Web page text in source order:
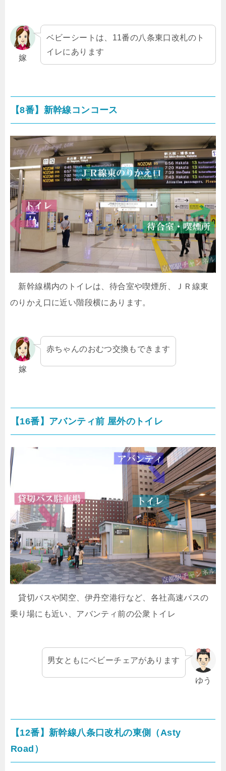
嫁
ベビーシートは、11番の八条東口改札のト
イレにあります
【8番】新幹線コンコース
新幹線構内のトイレは、待合室や喫煙所、ＪＲ線東
のりかえ口に近い階段横にあります。
嫁
赤ちゃんのおむつ交換もできます
【16番】アバンティ前 屋外のトイレ
貸切バスや関空、伊丹空港行など、各社高速バスの
乗り場にも近い、アバンティ前の公衆トイレ
ゆう
男女ともにベビーチェアがあります
【12番】新幹線八条口改札の東側（Asty
Road）